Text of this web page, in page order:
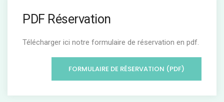
PDF Réservation
Télécharger ici notre formulaire de réservation en pdf.
FORMULAIRE DE RÉSERVATION (PDF)